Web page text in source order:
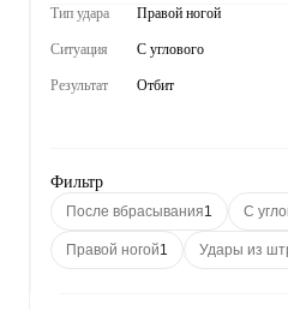
Тип удара Правой ногой
Ситуация С углового
Результат Отбит
Фильтр
После вбрасывания1 С
Правой ногой1 Удары из